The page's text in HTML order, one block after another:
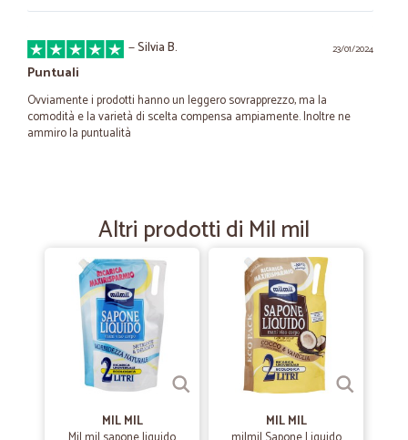
23/01/2024
—Silvia B.
Puntuali
Ovviamente i prodotti hanno un leggero sovrapprezzo, ma la
comodità e la varietà di scelta compensa ampiamente. Inoltre ne
ammiro la puntualità
PRATICAMENTE PERFETTI
Ho scoperto questo sito cercando un supermercato online. Sono anni
ormai che acquisto presso di loro e ho avuto un solo problema
peraltro risolto immediatamente. Durante la pandemia sono stati la
mia salvezza, nonostante la mole di lavoro, ho sempre avuto la
merce ordinata in tempi ragionevoli e ho sempre trovato i prodotti di
cui avevo bisogno. Ora praticamente faccio sempre la spesa online su
Cicalia. Lo consiglio sicuramente soprattutto a chi non lo ha ancora
provato. Non ci si può sicuramente pentire.
—Valentina P.
Altri prodotti di Mil mil
MIL MIL
MIL MIL